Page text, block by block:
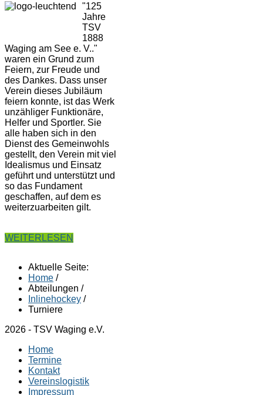
"125
Jahre
TSV
1888
Waging am See e. V.."
waren ein Grund zum
Feiern, zur Freude und
des Dankes. Dass unser
Verein dieses Jubiläum
feiern konnte, ist das Werk
unzähliger Funktionäre,
Helfer und Sportler. Sie
alle haben sich in den
Dienst des Gemeinwohls
gestellt, den Verein mit viel
Idealismus und Einsatz
geführt und unterstützt und
so das Fundament
geschaffen, auf dem es
weiterzuarbeiten gilt.
WEITERLESEN
Aktuelle Seite:
Home /
Abteilungen /
Inlinehockey /
Turniere
2026 - TSV Waging e.V.
Home
Termine
Kontakt
Vereinslogistik
Impressum